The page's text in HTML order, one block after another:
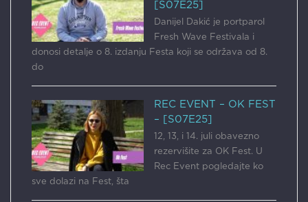
[S07E25]
Danijel Dakić je portparol
Fresh Wave Festivala i
donosi detalje o 8. izdanju Festa koji se održava od 8.
do
REC EVENT – OK FEST
– [S07E25]
12, 13, i 14. juli obavezno
rezervišite za OK Fest. U
Rec Event pogledajte ko
sve dolazi na Fest, šta